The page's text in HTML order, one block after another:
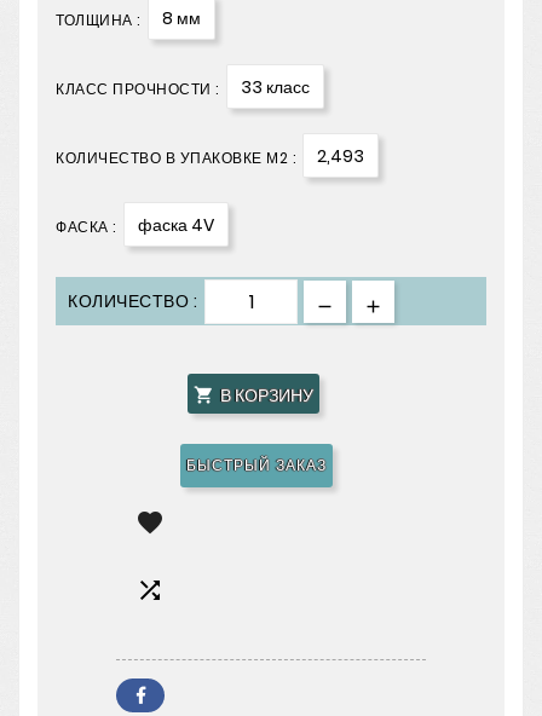
ТОЛЩИНА : 8 мм
КЛАСС ПРОЧНОСТИ : 33 класс
КОЛИЧЕСТВО В УПАКОВКЕ М2 : 2,493
ФАСКА : фаска 4V
КОЛИЧЕСТВО :
 В КОРЗИНУ
БЫСТРЫЙ ЗАКАЗ

